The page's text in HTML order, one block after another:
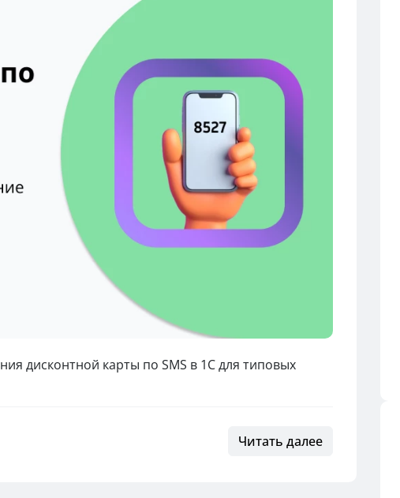
дисконтной карты по SMS в 1С для типовых
Читать далее